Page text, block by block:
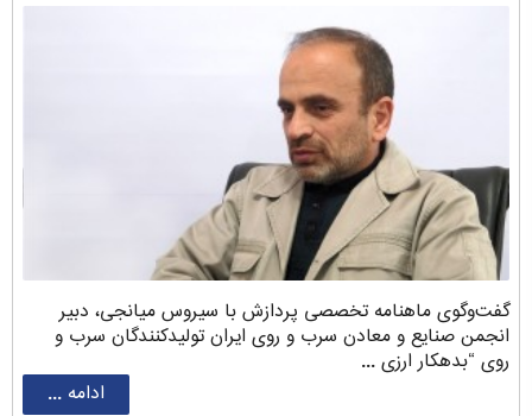
گفت‌وگوی ماهنامه تخصصی پردازش با سیروس ‌میانجی، دبیر
انجمن صنایع و معادن سرب و روی ایران تولیدکنندگان سرب و
روی “بدهکار ارزی ...
ادامه ...